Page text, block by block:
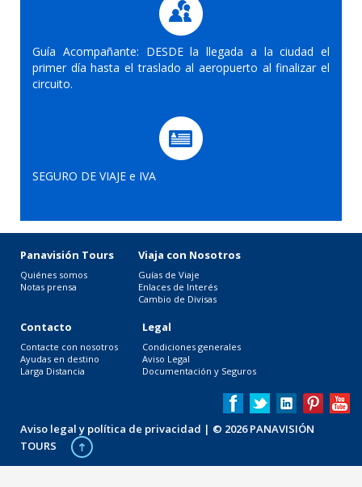
Guía Acompañante: DESDE la llegada a la ciudad el
primer día hasta el traslado al aeropuerto al finalizar el
circuito.
SEGURO DE VIAJE e IVA
Panavisión Tours
Quiénes somos
Notas prensa
Viaja con Nosotros
Guías de Viaje
Enlaces de Interés
Cambio de Divisas
Contacto
Contacte con nosotros
Ayudas en destino
Larga Distancia
Legal
Condiciones generales
Aviso Legal
Documentación y Seguros
Aviso legal y política de privacidad | © 2026 PANAVISIÓN
TOURS